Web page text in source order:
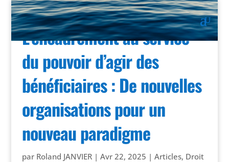
L’encadrement au service
du pouvoir d’agir des
bénéficiaires : De nouvelles
organisations pour un
nouveau paradigme
par Roland JANVIER| Avr 22, 2025 | Articles, Droit